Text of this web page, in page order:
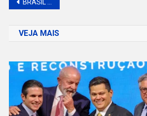
Post
BRASIL REGISTRA MAIS DE 500 MIL CASOS DE DENGUE EM 2025
VEJA MAIS